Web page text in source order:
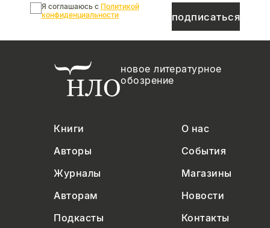
подписаться
Я соглашаюсь с Политикой
конфиденциальности
новое литературное
обозрение
Книги
О нас
Авторы
События
Журналы
Магазины
Авторам
Новости
Подкасты
Контакты